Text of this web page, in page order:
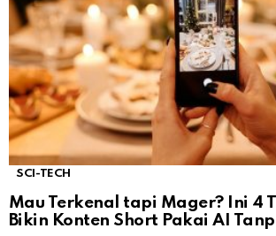
SCI-TECH
Mau Terkenal tapi Mager? Ini 4
Bikin Konten Short Pakai AI